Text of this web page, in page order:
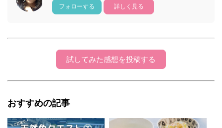
フォローする 詳しく見る
試してみた感想を投稿する
おすすめの記事